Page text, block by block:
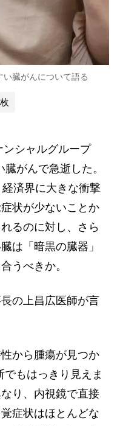
臓がんについて語る
シャルグループ
臓がんで急逝した。
済界に大きな衝撃
状が少ないことか
るのに対し、さら
は「暗黒の臓器」
うべきか。
の上昌広医師が言
から腫瘍が見つか
でもはっきり見えま
り、内視鏡で直接
症状はほとんどな